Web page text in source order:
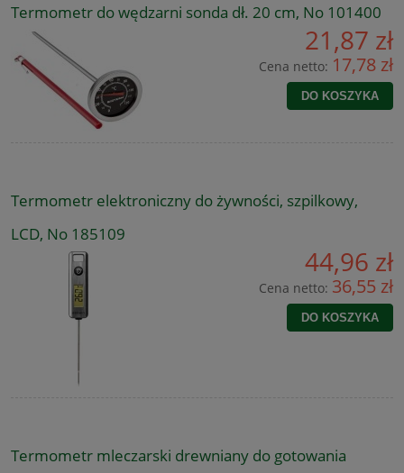
Termometr do wędzarni sonda dł. 20 cm, No 101400
21,87 zł
Cena netto: 17,78 zł
DO KOSZYKA
Termometr elektroniczny do żywności, szpilkowy,
LCD, No 185109
44,96 zł
Cena netto: 36,55 zł
DO KOSZYKA
Termometr mleczarski drewniany do gotowania